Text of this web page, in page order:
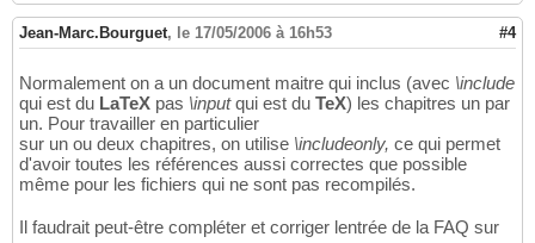
Jean-Marc.Bourguet, le 17/05/2006 à 16h53 #4
Normalement on a un document maitre qui inclus (avec \include
qui est du LaTeX pas \inputqui est du TeX) les chapitres un par
un. Pour travailler en particulier
sur un ou deux chapitres, on utilise \includeonly, ce qui permet
d'avoir toutes les références aussi correctes que possible
même pour les fichiers qui ne sont pas recompilés.
Il faudrait peut-être compléter et corriger lentrée de la FAQ sur